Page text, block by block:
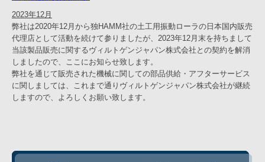
2023年12月
弊社は2020年12月から独HAMM社の土工用振動ローラの日本国内販売
代理店として活動を続けて参りましたが、2023年12月末を持ちまして
当該製品販売に関するヴィルトゲンジャパン株式会社との契約を解消
しましたので、ここにお知らせ致します。
弊社を通じて販売された機械に関しての部品供給・アフターサービス
に関しましては、これまで通りヴィルトゲンジャパン株式会社が継続
しますので、よろしくお願い致します。